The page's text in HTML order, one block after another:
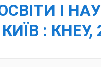
І
: КНЕУ,